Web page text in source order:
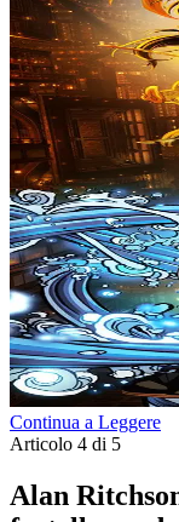
Continua a Leggere
Articolo 4 di 5
Alan